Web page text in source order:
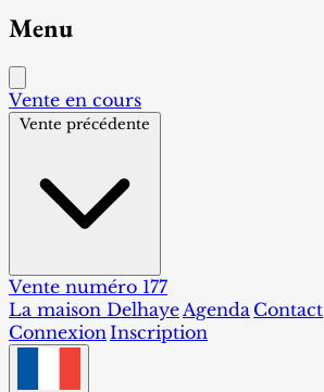
Menu
Vente en cours
Vente précédente
Vente numéro 177
La maison DelhayeAgenda Contact
ConnexionInscription